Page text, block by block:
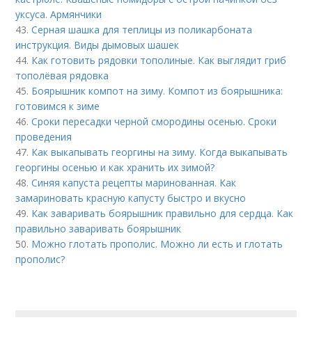
уксуса. Армянчики
43.Серная шашка для теплицы из поликарбоната
инструкция. Виды дымовых шашек
44. Как готовить рядовки тополиные. Как выглядит гриб
тополёвая рядовка
45. Боярышник компот на зиму. Компот из боярышника:
готовимся к зиме
46.Сроки пересадки черной смородины осенью. Сроки
проведения
47. Как выкапывать георгины на зиму. Когда выкапывать
георгины осенью и как хранить их зимой?
48.Синяя капуста рецепты маринованная. Как
замариновать красную капусту быстро и вкусно
49. Как заваривать боярышник правильно для сердца. Как
правильно заваривать боярышник
50. Можно глотать прополис. Можно ли есть и глотать
прополис?